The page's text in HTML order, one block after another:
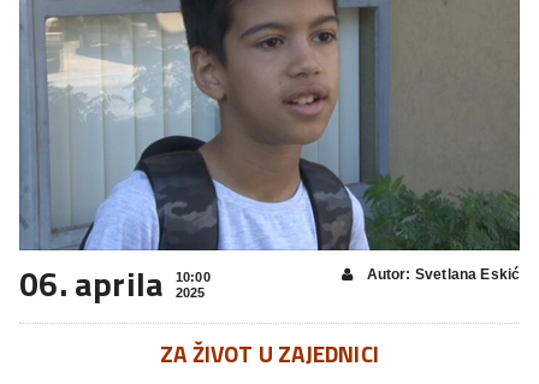
06. aprila
10:00
2025
Autor: Svetlana Eskić
ZA ŽIVOT U ZAJEDNICI